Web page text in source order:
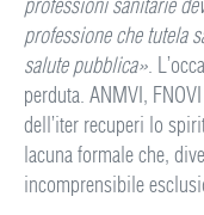
professioni sanitarie
professione che tutela
salute pubblica».
perduta. ANMVI,
dell’iter recuperi lo
lacuna formale che,
incomprensibile